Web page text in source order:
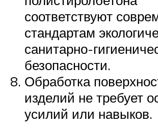
соответствуют
стандартам
санитарно-
безопасности.
Обработка
изделий не требует
усилий или навыков.